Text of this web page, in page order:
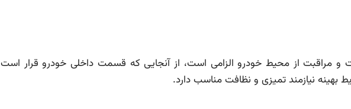
از محیط خودرو الزامی است، از آنجایی که قسمت داخلی خودرو قرار است
بهینه نیازمند تمیزی و نظافت مناسب دارد.